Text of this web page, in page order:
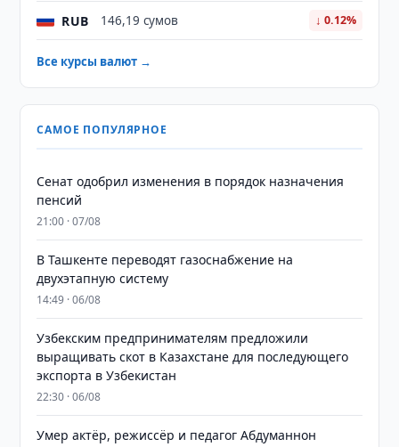
RUB 146,19 сумов ↓ 0.12%
Все курсы валют →
САМОЕ ПОПУЛЯРНОЕ
Сенат одобрил изменения в порядок назначения
пенсий
21:00 · 07/08
В Ташкенте переводят газоснабжение на
двухэтапную систему
14:49 · 06/08
Узбекским предпринимателям предложили
выращивать скот в Казахстане для последующего
экспорта в Узбекистан
22:30 · 06/08
Умер актёр, режиссёр и педагог Абдуманнон